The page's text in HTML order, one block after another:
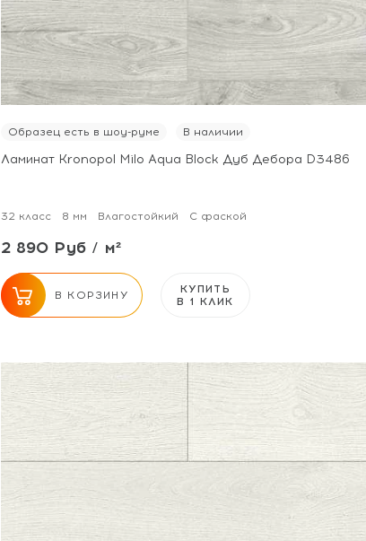
Образец есть в шоу-руме В наличии
Ламинат Kronopol Milo Aqua Block Дуб Дебора D3486
32 класс 8 мм Влагостойкий С фаской
2 890 Руб / м²
В КОРЗИНУ
КУПИТЬ
В 1 КЛИК